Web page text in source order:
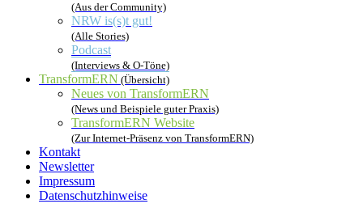
(Aus der Community)
NRW is(s)t gut!
(Alle Stories)
Podcast
(Interviews & O-Töne)
TransformERN (Übersicht)
Neues von TransformERN
(News und Beispiele guter Praxis)
TransformERN Website
(Zur Internet-Präsenz von TransformERN)
Kontakt
Newsletter
Impressum
Datenschutzhinweise